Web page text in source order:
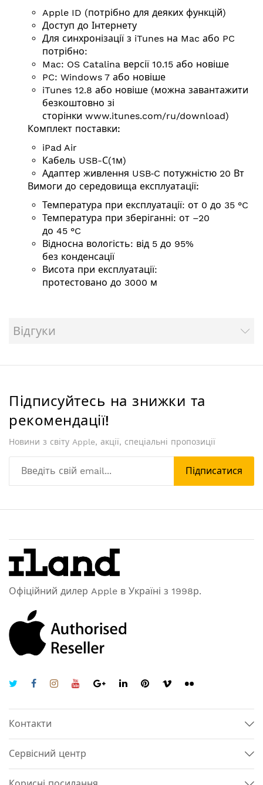
Apple ID (потрібно для деяких функцій)
Доступ до Інтернету
Для синхронізації з iTunes на Mac або PC
потрібно:
Mac: OS Catalina версії 10.15 або новіше
PC: Windows 7 або новіше
iTunes 12.8 або новіше (можна завантажити
безкоштовно зі
сторінки www.itunes.com/ru/download)
Комплект поставки:
iPad Air
Кабель USB-С(1м)
Адаптер живлення USB‑C потужністю 20 Вт
Вимоги до середовища експлуатації:
Температура при експлуатації: от 0 до 35 °C
Температура при зберіганні: от –20
до 45 °C
Відносна вологість: від 5 до 95%
без конденсації
Висота при експлуатації:
протестовано до 3000 м
Відгуки
Підписуйтесь на знижки та
рекомендації!
Новини з світу Apple, акції, спеціальні пропозиції
Підписатися
Офіційний дилер Apple в Україні з 1998р.
Контакти
Сервісний центр